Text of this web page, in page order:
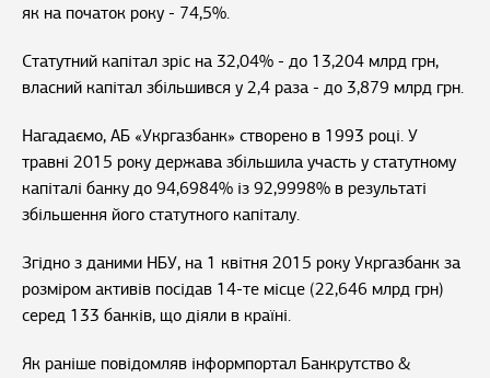
як на початок року - 74,5%.
Статутний капітал зріс на 32,04% - до 13,204 млрд грн,
власний капітал збільшився у 2,4 раза - до 3,879 млрд грн.
Нагадаємо, АБ «Укргазбанк» створено в 1993 році. У
травні 2015 року держава збільшила участь у статутному
капіталі банку до 94,6984% із 92,9998% в результаті
збільшення його статутного капіталу.
Згідно з даними НБУ, на 1 квітня 2015 року Укргазбанк за
розміром активів посідав 14-те місце (22,646 млрд грн)
серед 133 банків, що діяли в країні.
Як раніше повідомляв інформпортал Банкрутство &